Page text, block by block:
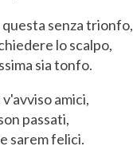
senza trionfo,
lo scalpo,
sia tonfo.
amici,
passati,
sarem felici.